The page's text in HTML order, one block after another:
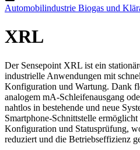
Automobilindustrie Biogas und
XRL
Der Sensepoint XRL ist ein
industrielle Anwendungen mit
Konfiguration und Wartung. Dank
analogem mA-Schleifenausgang
nahtlos in bestehende und neue
Smartphone-Schnittstelle
Konfiguration und Statusprüfung,
reduziert und die Betriebseffizienz